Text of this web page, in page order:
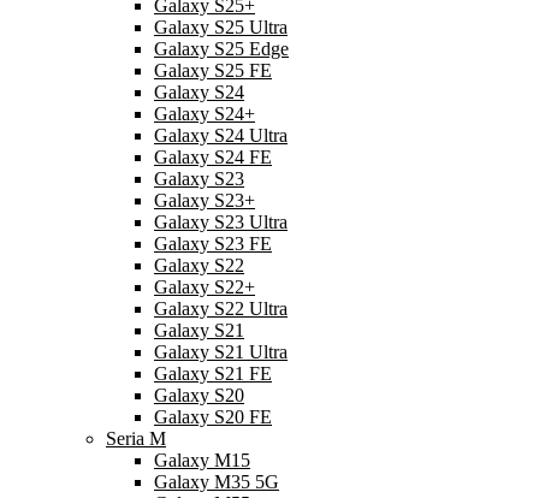
Galaxy S25+
Galaxy S25 Ultra
Galaxy S25 Edge
Galaxy S25 FE
Galaxy S24
Galaxy S24+
Galaxy S24 Ultra
Galaxy S24 FE
Galaxy S23
Galaxy S23+
Galaxy S23 Ultra
Galaxy S23 FE
Galaxy S22
Galaxy S22+
Galaxy S22 Ultra
Galaxy S21
Galaxy S21 Ultra
Galaxy S21 FE
Galaxy S20
Galaxy S20 FE
Seria M
Galaxy M15
Galaxy M35 5G